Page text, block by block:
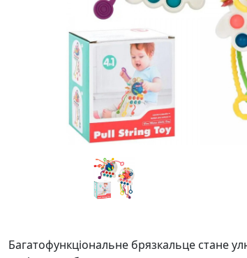
Багатофункціональне брязкальце стане